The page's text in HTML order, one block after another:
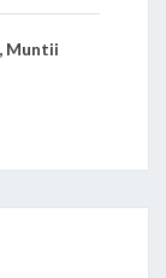
Muntii